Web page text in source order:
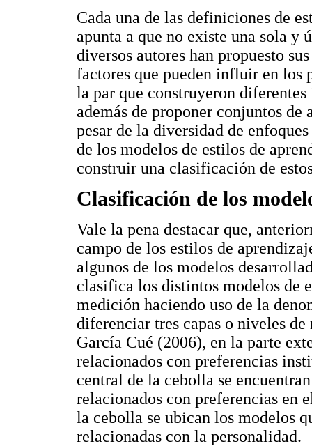
Cada una de las definiciones de
apunta a que no existe una sola y
diversos autores han propuesto
factores que pueden influir en los
la par que construyeron
además de proponer conjuntos
pesar de la diversidad de
de los modelos de estilos de
construir una clasificación de
Clasificación de los
Vale la pena destacar que,
campo de los estilos de
algunos de los modelos
clasifica los distintos modelos de
medición haciendo uso de la
diferenciar tres capas o niveles
García Cué (2006), en la parte
relacionados con preferencias
central de la cebolla se
relacionados con preferencias en
la cebolla se ubican los modelos
relacionadas con la personalidad.